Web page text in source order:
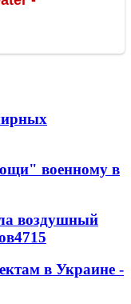
военному в
воздушный
4715
в Украине -